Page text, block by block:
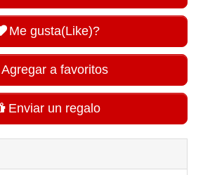
Me gusta(Like)?
Agregar a favoritos
Enviar un regalo